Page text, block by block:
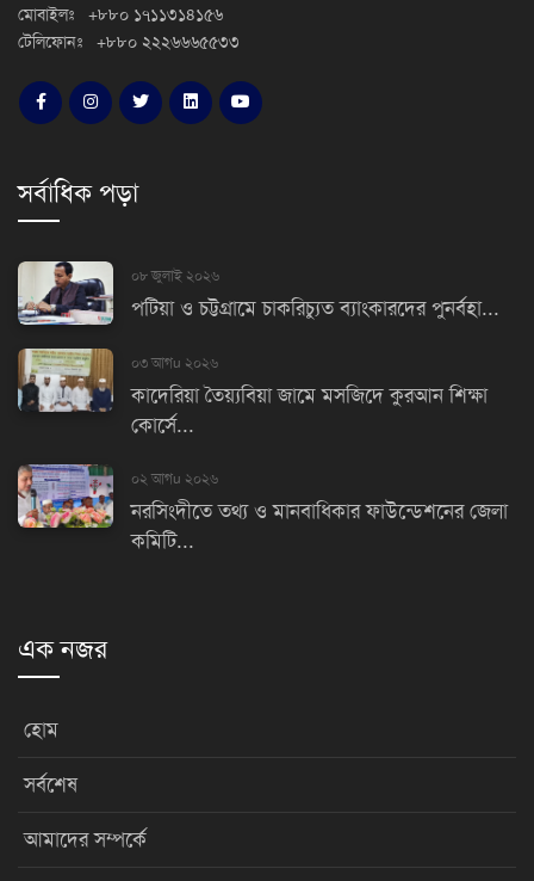
মোবাইলঃ +৮৮০ ১৭১১৩১৪১৫৬
টেলিফোনঃ +৮৮০ ২২২৬৬৬৫৫৩৩
সর্বাধিক পড়া
০৮ জুলাই ২০২৬
পটিয়া ও চট্টগ্রামে চাকরিচ্যুত ব্যাংকারদের পুনর্বহা...
০৩ আগu ২০২৬
কাদেরিয়া তৈয়্যবিয়া জামে মসজিদে কুরআন শিক্ষা
কোর্সে...
০২ আগu ২০২৬
নরসিংদীতে তথ্য ও মানবাধিকার ফাউন্ডেশনের জেলা
কমিটি...
এক নজর
হোম
সর্বশেষ
আমাদের সম্পর্কে